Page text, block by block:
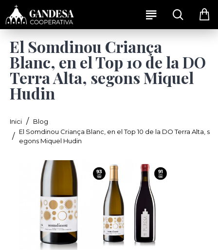
Inici
Blog
El Somdinou Criança Blanc, en el Top 10 de la DO Terra Alta, s
egons Miquel Hudin
El Somdinou Criança
Blanc, en el Top 10 de la DO
Terra Alta, segons Miquel
Hudin